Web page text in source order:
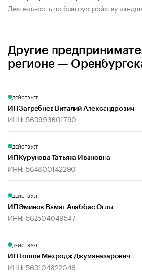
Деятельность по благоустройству
Другие
регионе —
ДЕЙСТВУЕТ
ИП Загребнев Виталий Александрович
ИНН: 560993601790
ДЕЙСТВУЕТ
ИП Курунова Татьяна Ивановна
ИНН: 564800142290
ДЕЙСТВУЕТ
ИП Эминов Вамиг Алаббас Оглы
ИНН: 562504049547
ДЕЙСТВУЕТ
ИП Тошов Мехродж Джуманазарович
ИНН: 560104822046